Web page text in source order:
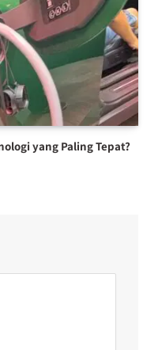
yang Paling Tepat?